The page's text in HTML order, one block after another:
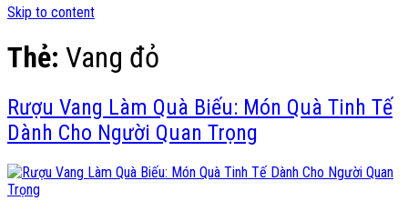
Skip to content
Thẻ: Vang đỏ
Rượu Vang Làm Quà Biếu: Món Quà Tinh Tế
Dành Cho Người Quan Trọng